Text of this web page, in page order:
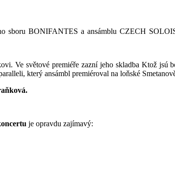
sboru BONIFANTES a ansámblu CZECH
Ve světové premiéře zazní jeho skladba Ktož
který ansámbl premiéroval na loňské
je opravdu zajímavý: